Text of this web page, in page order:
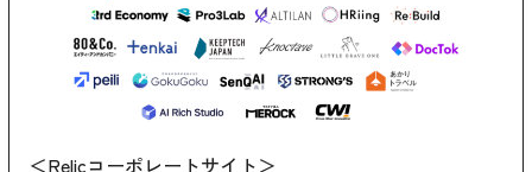
＜Relicコーポレートサイト＞